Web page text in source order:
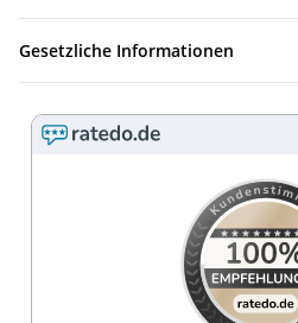
Gesetzliche Informationen